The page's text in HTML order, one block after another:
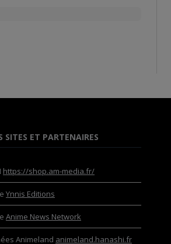
SITES ET PARTENAIRES
https://shop.am-media.fr/
Ynnis Editions
Anime News Network
Animeland animeland.hanashi.fr